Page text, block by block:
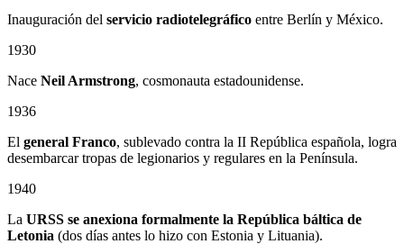
Inauguración del servicio radiotelegráfico entre Berlín y México.
1930
Nace Neil Armstrong, cosmonauta estadounidense.
1936
El general Franco, sublevado contra la II República española, logra
desembarcar tropas de legionarios y regulares en la Península.
1940
La URSS se anexiona formalmente la República báltica de
Letonia (dos días antes lo hizo con Estonia y Lituania).